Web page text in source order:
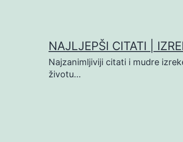
NAJLJEPŠI CITATI |
Najzanimljiviji citati i mudre
životu…